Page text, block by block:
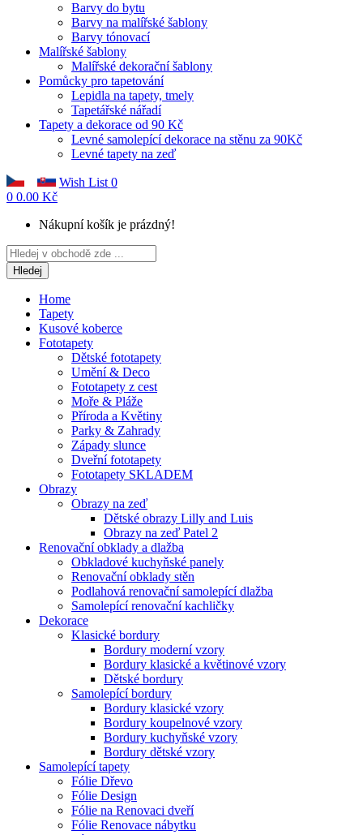
Barvy do bytu
Barvy na malířské šablony
Barvy tónovací
Malířské šablony
Malířské dekorační šablony
Pomůcky pro tapetování
Lepidla na tapety, tmely
Tapetářské nářadí
Tapety a dekorace od 90 Kč
Levné samolepící dekorace na stěnu za 90Kč
Levné tapety na zeď
Wish List 0
0 0.00 Kč
Nákupní košík je prázdný!
Hledej
Home
Tapety
Kusové koberce
Fototapety
Dětské fototapety
Umění & Deco
Fototapety z cest
Moře & Pláže
Příroda a Květiny
Parky & Zahrady
Západy slunce
Dveřní fototapety
Fototapety SKLADEM
Obrazy
Obrazy na zeď
Dětské obrazy Lilly and Luis
Obrazy na zeď Patel 2
Renovační obklady a dlažba
Obkladové kuchyňské panely
Renovační obklady stěn
Podlahová renovační samolepící dlažba
Samolepící renovační kachličky
Dekorace
Klasické bordury
Bordury moderní vzory
Bordury klasické a květinové vzory
Dětské bordury
Samolepící bordury
Bordury klasické vzory
Bordury koupelnové vzory
Bordury kuchyňské vzory
Bordury dětské vzory
Samolepící tapety
Fólie Dřevo
Fólie Design
Fólie na Renovaci dveří
Fólie Renovace nábytku